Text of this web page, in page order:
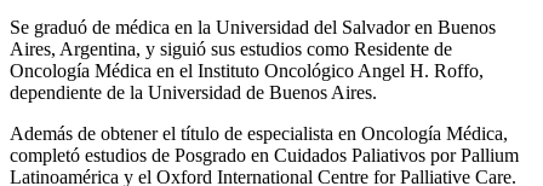
Se graduó de médica en la Universidad del Salvador en Buenos
Aires, Argentina, y siguió sus estudios como Residente de
Oncología Médica en el Instituto Oncológico Angel H. Roffo,
dependiente de la Universidad de Buenos Aires.
Además de obtener el título de especialista en Oncología Médica,
completó estudios de Posgrado en Cuidados Paliativos por Pallium
Latinoamérica y el Oxford International Centre for Palliative Care.